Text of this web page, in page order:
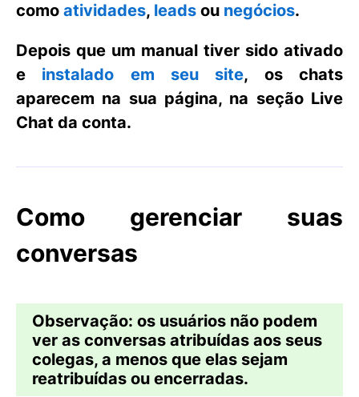
como atividades, leads ou negócios.
Depois que um manual tiver sido ativado
e instalado em seu site, os chats
aparecem na sua página, na seção Live
Chat da conta.
Como gerenciar suas
conversas
Observação: os usuários não podem
ver as conversas atribuídas aos seus
colegas, a menos que elas sejam
reatribuídas ou encerradas.